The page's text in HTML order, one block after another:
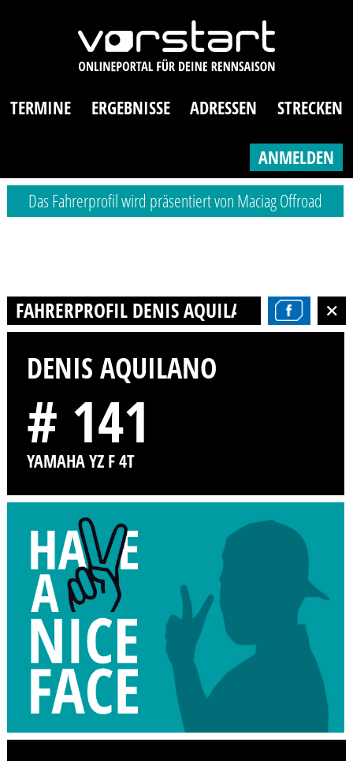
TERMINE ERGEBNISSE ADRESSEN STRECKEN
ANMELDEN
Das Fahrerprofil wird präsentiert von Maciag Offroad
FAHRERPROFIL DENIS AQUILANO
DENIS AQUILANO
# 141
YAMAHA YZ F 4T